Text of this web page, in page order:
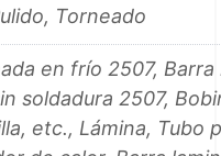
Torneado
en frío 2507,
soldadura 2507,
etc., Lámina, Tubo